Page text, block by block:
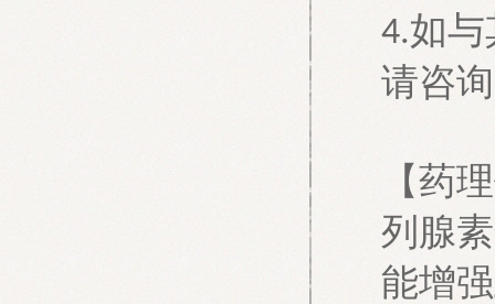
4.如
请咨
【药
列腺
能增